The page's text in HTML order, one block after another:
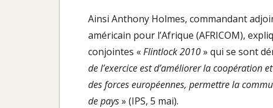
Ainsi Anthony Holmes, commandant
américain pour l’Afrique (AFRICOM),
conjointes «Flintlock 2010» qui se sont
de l’exercice est d’améliorer la coopération
des forces européennes, permettre la
de pays» (IPS, 5 mai).